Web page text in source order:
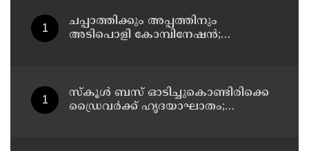
ചപ്പാത്തിക്കും അപ്പത്തിനും
അടിപൊളി കോമ്പിനേഷൻ;
സ്കൂൾ ബസ് ഓടിച്ചുകൊണ്ടിരിക്കെ
ഡ്രൈവർക്ക് ഹൃദയാഘാതം;